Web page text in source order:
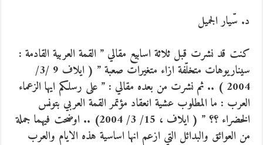
د. سّيار الجميل
كنت قد نشرت قبل ثلاثة اسابيع مقالي ” القمة العربية القادمة :
سيناريوهات متخلّفة ازاء متغيرات صعبة ” ( ايلاف 9 /3/
2004 ) .. ثم نشرت من بعده مقالي : ” على رسلكم ايها الزعماء
العرب : ما المطلوب عشية انعقاد مؤتمر القمة العربي بتونس
الخضراء ؟؟ ” ( ايلاف ، 15/ 3/ 2004) .. اوضحت فيهما جملة
من العوائق والبدائل التي ازعم انها اساسية هذه الايام والعرب